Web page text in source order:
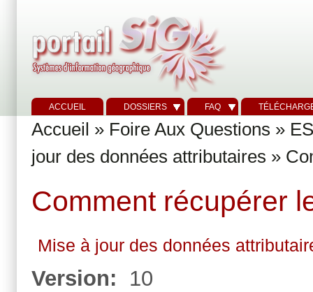
ACCUEIL DOSSIERS FAQ
Accueil » Foire Aux Questions »
jour des données attributaires »
Comment récupérer
Mise à jour des données
Version:
10